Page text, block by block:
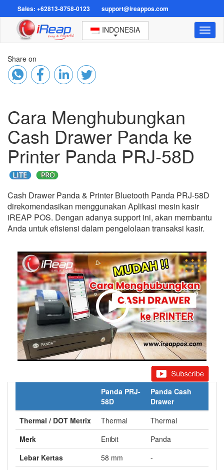
Sales: +62813-8758-0123 support@ireappos.com
INDONESIA
Share on
Cara Menghubungkan
Cash Drawer Panda ke
Printer Panda PRJ-58D
Cash Drawer Panda & Printer Bluetooth Panda PRJ-58D
direkomendasikan menggunakan Aplikasi mesin kasir
iREAP POS. Dengan adanya support ini, akan membantu
Anda untuk efisiensi dalam pengelolaan transaksi kasir.
Panda PRJ-
58D
Panda Cash
Drawer
Thermal / DOT Metrix
Thermal
Thermal
Merk
Enibit
Panda
Lebar Kertas
58 mm
-